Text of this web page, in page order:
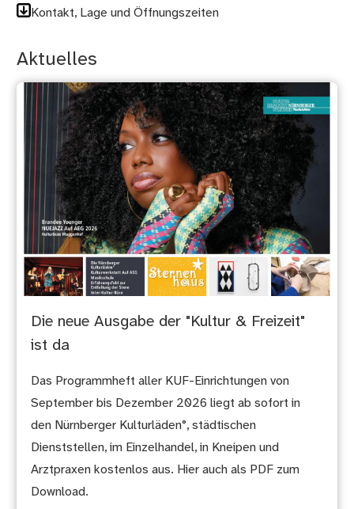
Kontakt, Lage und Öffnungszeiten
Aktuelles
Die neue Ausgabe der "Kultur & Freizeit"
ist da
Das Programmheft aller KUF-Einrichtungen von
September bis Dezember 2026 liegt ab sofort in
den Nürnberger Kulturläden°, städtischen
Dienststellen, im Einzelhandel, in Kneipen und
Arztpraxen kostenlos aus. Hier auch als PDF zum
Download.